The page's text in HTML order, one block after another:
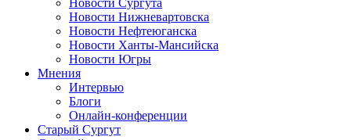
Новости Сургута
Новости Нижневартовска
Новости Нефтеюганска
Новости Ханты-Мансийска
Новости Югры
Мнения
Интервью
Блоги
Онлайн-конференции
Старый Сургут